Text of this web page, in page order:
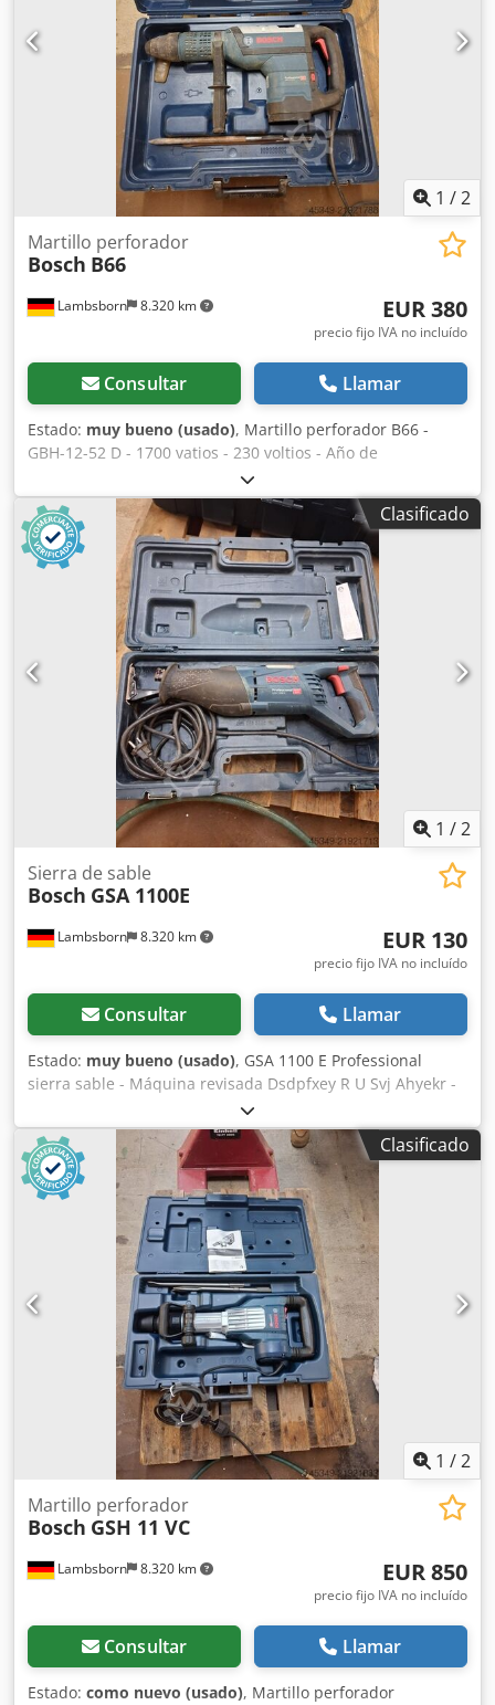
1 /2
Lambsborn 8.320 km
Martillo perforador
Bosch B66
EUR 380
precio fijo IVA no incluído
Consultar Llamar
Estado: muy bueno (usado), Martillo perforador B66 -
GBH-12-52 D - 1700 vatios - 230 voltios - Año de
fabricación: 2018 - Portaherramientas SDS max Dsdey R U
U Repfx Ahyekr Ha sido usado parcialmente.
Clasificado
1 /2
Lambsborn 8.320 km
Sierra de sable
Bosch GSA 1100E
EUR 130
precio fijo IVA no incluído
Consultar Llamar
Estado: muy bueno (usado), GSA 1100 E Professional
sierra sable - Máquina revisada Dsdpfxey R U Svj Ahyekr -
Clasificado
1 /2
Lambsborn 8.320 km
Martillo perforador
Bosch GSH 11 VC
EUR 850
precio fijo IVA no incluído
Consultar Llamar
Estado: como nuevo (usado), Martillo perforador